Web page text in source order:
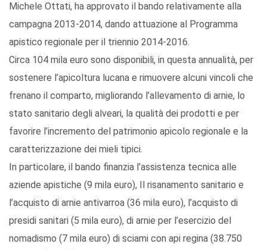
Michele Ottati, ha approvato il bando relativamente alla
campagna 2013-2014, dando attuazione al Programma
apistico regionale per il triennio 2014-2016.
Circa 104 mila euro sono disponibili, in questa annualità, per
sostenere l’apicoltura lucana e rimuovere alcuni vincoli che
frenano il comparto, migliorando l’allevamento di arnie, lo
stato sanitario degli alveari, la qualità dei prodotti e per
favorire l’incremento del patrimonio apicolo regionale e la
caratterizzazione dei mieli tipici.
In particolare, il bando finanzia l’assistenza tecnica alle
aziende apistiche (9 mila euro), Il risanamento sanitario e
l’acquisto di arnie antivarroa (36 mila euro), l’acquisto di
presidi sanitari (5 mila euro), di arnie per l’esercizio del
nomadismo (7 mila euro) di sciami con api regina (38.750